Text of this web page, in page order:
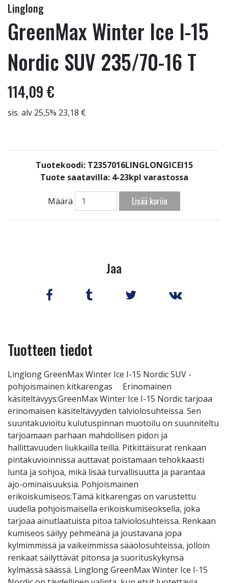
Linglong
GreenMax Winter Ice I-15
Nordic SUV 235/70-16 T
114,09 €
sis. alv 25,5% 23,18 €
Tuotekoodi: T2357016LINGLONGICEI15
Tuote saatavilla: 4-23kpl varastossa
Määrä Lisää koriin
Jaa
Tuotteen tiedot
Linglong GreenMax Winter Ice I-15 Nordic SUV -
pohjoismainen kitkarengas Erinomainen
käsiteltävyys:GreenMax Winter Ice I-15 Nordic tarjoaa
erinomaisen käsiteltävyyden talviolosuhteissa. Sen
suuntakuvioitu kulutuspinnan muotoilu on suunniteltu
tarjoamaan parhaan mahdollisen pidon ja
hallittavuuden liukkailla teillä. Pitkittäisurat renkaan
pintakuvioinnissa auttavat poistamaan tehokkaasti
lunta ja sohjoa, mikä lisää turvallisuutta ja parantaa
ajo-ominaisuuksia. Pohjoismainen
erikoiskumiseos:Tämä kitkarengas on varustettu
uudella pohjoismaisella erikoiskumiseoksella, joka
tarjoaa ainutlaatuista pitoa talviolosuhteissa. Renkaan
kumiseos säilyy pehmeänä ja joustavana jopa
kylmimmissä ja vaikeimmissa sääolosuhteissa, jolloin
renkaat säilyttävät pitonsa ja suorituskykynsä
kylmässä säässä. Linglong GreenMax Winter Ice I-15